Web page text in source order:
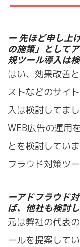
ー 先ほど申し上
の施策」として
規ツール導入は
はい、効果改善
ストなどのサイ
入は検討してま
WEB広告の運用
とを検討してい
フラウド対策ツ
ーアドフラウド
ば、他社も検討
元は弊社の代表
ールを提案して